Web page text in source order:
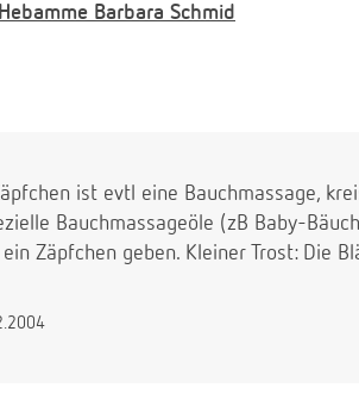
Hebamme Barbara Schmid
ist evtl eine Bauchmassage,
Bauchmassageöle (zB Baby-
Zäpfchen geben. Kleiner Trost: Die